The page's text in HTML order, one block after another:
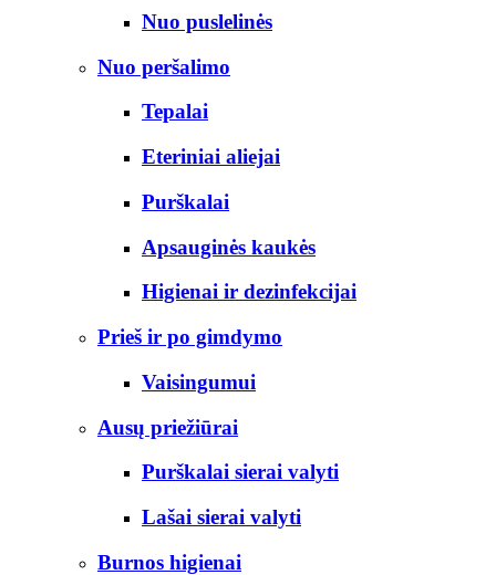
Nuo puslelinės
Nuo peršalimo
Tepalai
Eteriniai aliejai
Purškalai
Apsauginės kaukės
Higienai ir dezinfekcijai
Prieš ir po gimdymo
Vaisingumui
Ausų priežiūrai
Purškalai sierai valyti
Lašai sierai valyti
Burnos higienai